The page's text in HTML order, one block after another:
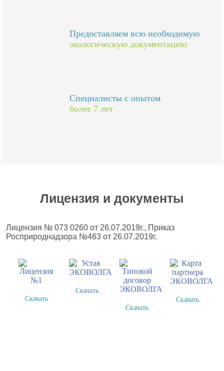
Предоставляем всю необходимую
экологическую документацию
Специалисты с опытом
более 7 лет
Лицензия и документы
Лицензия № 073 0260 от 26.07.2019г., Приказ
Росприроднадзора №463 от 26.07.2019г.
Скачать
Скачать
Скачать
Скачать